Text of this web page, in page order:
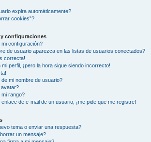
expira automáticamente?
cookies”?
configuraciones
configuración?
de usuario aparezca en las listas de usuarios conectados?
correcta!
perfil, ¡pero la hora sigue siendo incorrecto!
mi nombre de usuario?
avatar?
mi rango?
de e-mail de un usuario, ¡me pide que me registre!
tema o enviar una respuesta?
un mensaje?